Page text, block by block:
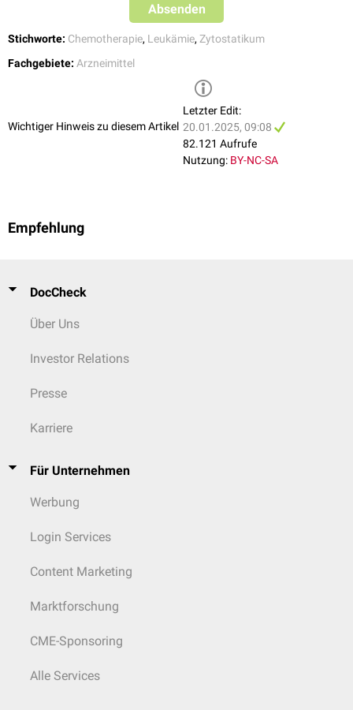
Absenden
Stichworte: Chemotherapie, Leukämie, Zytostatikum
Fachgebiete: Arzneimittel
Wichtiger Hinweis zu diesem Artikel
Letzter Edit:
20.01.2025, 09:08
82.121 Aufrufe
Nutzung: BY-NC-SA
Empfehlung
DocCheck
Über Uns
Investor Relations
Presse
Karriere
Für Unternehmen
Werbung
Login Services
Content Marketing
Marktforschung
CME-Sponsoring
Alle Services